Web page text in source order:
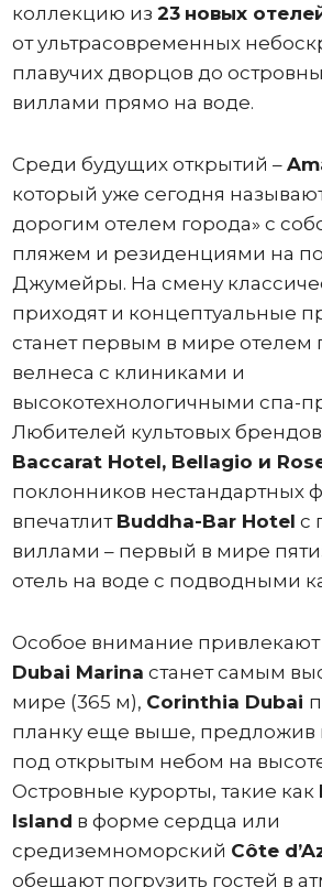
коллекцию из 23 новых
от ультрасовременных
плавучих дворцов до
виллами прямо на воде.
Среди будущих открытий –
который уже сегодня
дорогим отелем города» с
пляжем и резиденциями на
Джумейры. На смену
приходят и концептуальные
станет первым в мире отелем
велнеса с клиниками и
высокотехнологичными спа-
Любителей культовых
Baccarat Hotel, Bellagio и
поклонников нестандартных
впечатлит Buddha-Bar Hotel с
виллами – первый в мире
отель на воде с подводными
Особое внимание
Dubai Marina станет самым
мире (365 м), Corinthia Dubai
планку еще выше, предложив
под открытым небом на
Островные курорты, такие как
Island в форме сердца или
средиземноморский Côte
обещают погрузить гостей в